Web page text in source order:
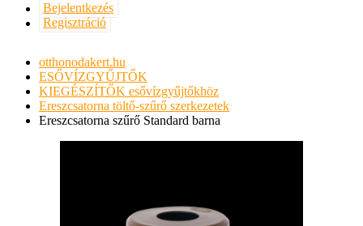
Bejelentkezés
Regisztráció
otthonodakert.hu
ESŐVÍZGYŰJTŐK
KIEGÉSZÍTŐK esővízgyűjtőkhöz
Ereszcsatorna töltő-szűrő szerkezetek
Ereszcsatorna szűrő Standard barna